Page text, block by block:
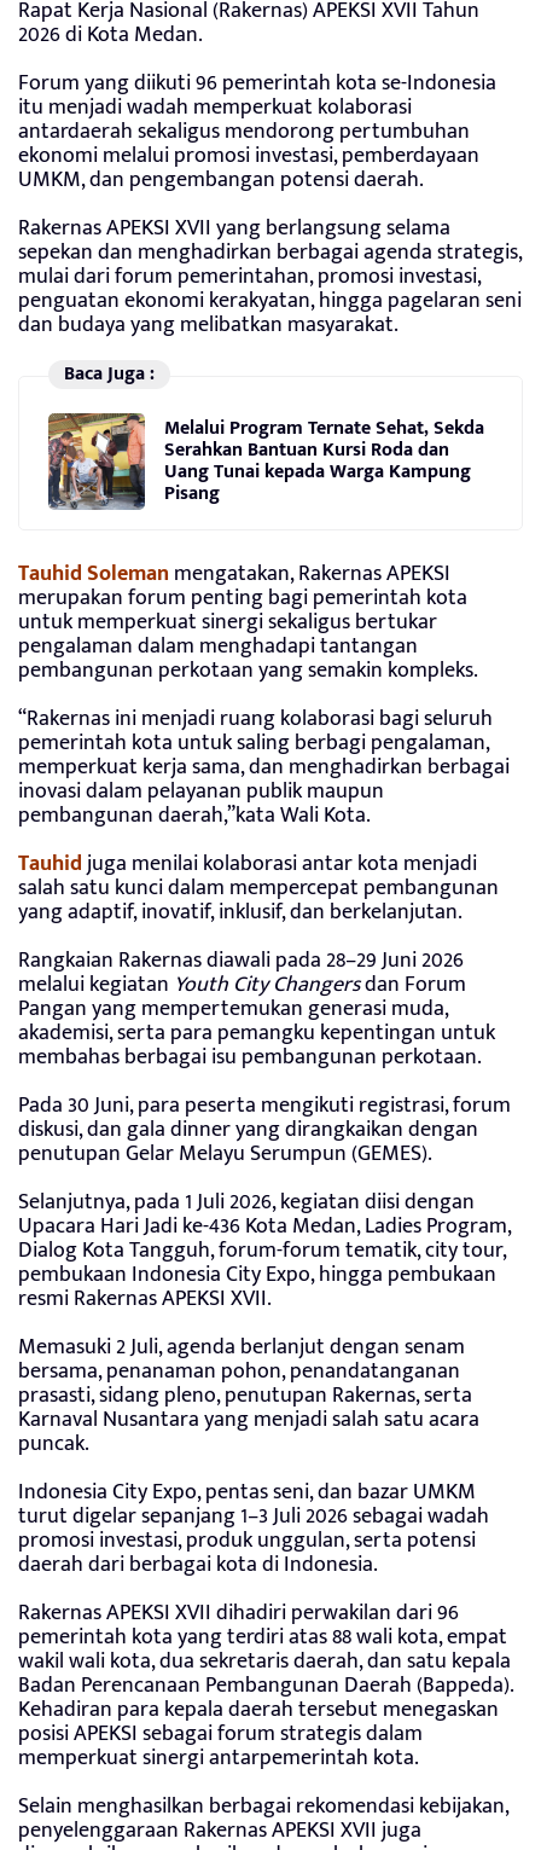
Rapat Kerja Nasional (Rakernas) APEKSI XVII Tahun
2026 di Kota Medan.
Forum yang diikuti 96 pemerintah kota se-Indonesia
itu menjadi wadah memperkuat kolaborasi
antardaerah sekaligus mendorong pertumbuhan
ekonomi melalui promosi investasi, pemberdayaan
UMKM, dan pengembangan potensi daerah.
Rakernas APEKSI XVII yang berlangsung selama
sepekan dan menghadirkan berbagai agenda strategis,
mulai dari forum pemerintahan, promosi investasi,
penguatan ekonomi kerakyatan, hingga pagelaran seni
dan budaya yang melibatkan masyarakat.
Baca Juga :
Melalui Program Ternate Sehat, Sekda
Serahkan Bantuan Kursi Roda dan
Uang Tunai kepada Warga Kampung
Pisang
Tauhid Soleman mengatakan, Rakernas APEKSI
merupakan forum penting bagi pemerintah kota
untuk memperkuat sinergi sekaligus bertukar
pengalaman dalam menghadapi tantangan
pembangunan perkotaan yang semakin kompleks.
“Rakernas ini menjadi ruang kolaborasi bagi seluruh
pemerintah kota untuk saling berbagi pengalaman,
memperkuat kerja sama, dan menghadirkan berbagai
inovasi dalam pelayanan publik maupun
pembangunan daerah,”kata Wali Kota.
Tauhidjuga menilai kolaborasi antar kota menjadi
salah satu kunci dalam mempercepat pembangunan
yang adaptif, inovatif, inklusif, dan berkelanjutan.
Rangkaian Rakernas diawali pada 28–29 Juni 2026
melalui kegiatan Youth City Changersdan Forum
Pangan yang mempertemukan generasi muda,
akademisi, serta para pemangku kepentingan untuk
membahas berbagai isu pembangunan perkotaan.
Pada 30 Juni, para peserta mengikuti registrasi, forum
diskusi, dan gala dinner yang dirangkaikan dengan
penutupan Gelar Melayu Serumpun (GEMES).
Selanjutnya, pada 1 Juli 2026, kegiatan diisi dengan
Upacara Hari Jadi ke-436 Kota Medan, Ladies Program,
Dialog Kota Tangguh, forum-forum tematik, city tour,
pembukaan Indonesia City Expo, hingga pembukaan
resmi Rakernas APEKSI XVII.
Memasuki 2 Juli, agenda berlanjut dengan senam
bersama, penanaman pohon, penandatanganan
prasasti, sidang pleno, penutupan Rakernas, serta
Karnaval Nusantara yang menjadi salah satu acara
puncak.
Indonesia City Expo, pentas seni, dan bazar UMKM
turut digelar sepanjang 1–3 Juli 2026 sebagai wadah
promosi investasi, produk unggulan, serta potensi
daerah dari berbagai kota di Indonesia.
Rakernas APEKSI XVII dihadiri perwakilan dari 96
pemerintah kota yang terdiri atas 88 wali kota, empat
wakil wali kota, dua sekretaris daerah, dan satu kepala
Badan Perencanaan Pembangunan Daerah (Bappeda).
Kehadiran para kepala daerah tersebut menegaskan
posisi APEKSI sebagai forum strategis dalam
memperkuat sinergi antarpemerintah kota.
Selain menghasilkan berbagai rekomendasi kebijakan,
penyelenggaraan Rakernas APEKSI XVII juga